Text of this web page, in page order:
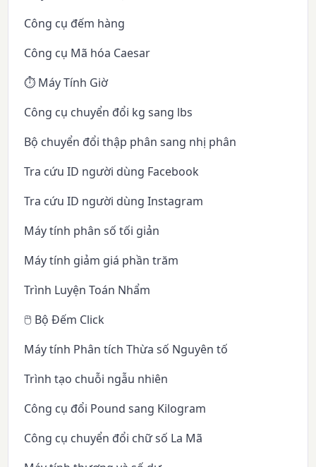
Công cụ đếm hàng
Công cụ Mã hóa Caesar
⏱️ Máy Tính Giờ
Công cụ chuyển đổi kg sang lbs
Bộ chuyển đổi thập phân sang nhị phân
Tra cứu ID người dùng Facebook
Tra cứu ID người dùng Instagram
Máy tính phân số tối giản
Máy tính giảm giá phần trăm
Trình Luyện Toán Nhẩm
🖱️ Bộ Đếm Click
Máy tính Phân tích Thừa số Nguyên tố
Trình tạo chuỗi ngẫu nhiên
Công cụ đổi Pound sang Kilogram
Công cụ chuyển đổi chữ số La Mã